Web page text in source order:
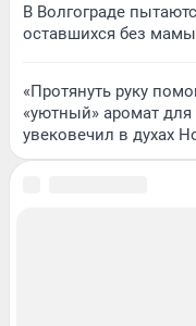
В Волгограде
оставшихся без
«Протянуть руку
«уютный» аромат
увековечил в духах